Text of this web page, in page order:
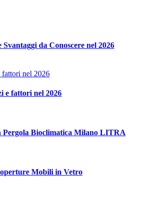
da Conoscere nel 2026
e fattori nel 2026
Pergola Bioclimatica Milano LITRA
Mobili in Vetro